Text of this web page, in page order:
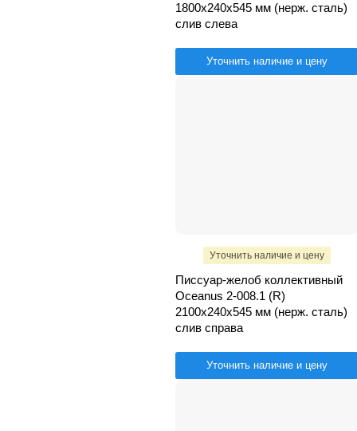
1800х240х545 мм (нерж. сталь)
слив слева
Уточнить наличие и цену
Уточнить наличие и цену
Писсуар-желоб коллективный
Oceanus 2-008.1 (R)
2100х240х545 мм (нерж. сталь)
слив справа
Уточнить наличие и цену